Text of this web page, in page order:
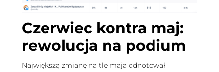
Czerwiec kontra maj:
rewolucja na podium
Największą zmianę na tle maja odnotował